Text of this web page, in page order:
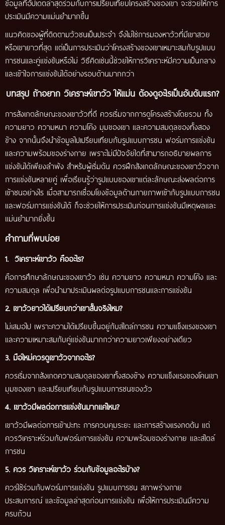
ข้อมูลที่อัปเดตล่าสุดร่วมกับการเปรียบเทียบโครงสร้างของเขา จะช่วยให้การ
ประเมินมีความแม่นยำมากขึ้น
แนวคิดของผู้ที่ติดตามวัวชนเป็นประจำ จึงไม่ใช่การมองหาวัวที่มีเขาสวย
หรือเขายาวที่สุด แต่เป็นการประเมินว่าโครงสร้างของเขาเหมาะสมกับรูปแบบ
การชนและคู่แข่งขันหรือไม่ วิธีคิดเช่นนี้ช่วยให้การวิเคราะห์มีความเป็นกลาง
และเข้าใจการแข่งขันได้อย่างรอบด้านมากกว่า
บทสรุป ถ้าอยาก วิเคราะห์เขาวัว ให้แม่น ต้องดูอะไรเป็นอันดับแรก?
การสังเกตลักษณะของเขาวัวที่ดี ควรเริ่มจากการดูโครงสร้างโดยรวม ทั้ง
ความยาว ความหนา ความโค้ง มุมของเขา และความสมดุลของทั้งสอง
ข้าง จากนั้นจึงนำข้อมูลไปเปรียบเทียบกับรูปแบบการชน ฟอร์มการแข่งขัน
และความพร้อมของร่างกาย เพราะไม่มีปัจจัยใดที่สามารถอธิบายผลการ
แข่งขันได้เพียงลำพัง สำหรับผู้เริ่มต้น ควรฝึกสังเกตลักษณะของเขาวัวจาก
การแข่งขันหลายคู่ เพื่อเรียนรู้ว่ารูปแบบของเขาแต่ละลักษณะส่งผลต่อการ
เข้าชนอย่างไร เมื่อสามารถเชื่อมโยงข้อมูลด้านกายภาพเข้ากับรูปแบบการชน
และฟอร์มการแข่งขันได้ ก็จะช่วยให้การประเมินก่อนการแข่งขันมีเหตุผลและ
แม่นยำมากยิ่งขึ้น
คำถามที่พบบ่อย
1. วิเคราะห์เขาวัว คืออะไร?
คือการศึกษาลักษณะของเขาวัว เช่น ความยาว ความหนา ความโค้ง และ
ความสมดุล เพื่อนำมาประเมินผลต่อรูปแบบการชนและการแข่งขัน
2. เขาวัวยาวได้เปรียบกว่าเขาสั้นจริงไหม?
ไม่เสมอไป เพราะความได้เปรียบขึ้นอยู่กับสไตล์การชน ความแข็งแรงของเขา
และความเหมาะสมกับคู่แข่งขันมากกว่าความยาวเพียงอย่างเดียว
3. มือใหม่ควรดูเขาวัวจากอะไร?
ควรเริ่มจากสังเกตความสมดุลของเขาทั้งสองข้าง ความแข็งแรงของโคนเขา
มุมของเขา และเปรียบเทียบกับรูปแบบการชนของวัว
4. เขาวัวมีผลต่อการแข่งขันมากแค่ไหน?
เขาวัวมีผลต่อการเข้าปะทะ การควบคุมระยะ และการสร้างแรงกดดัน แต่
ควรวิเคราะห์ร่วมกับฟอร์มการแข่งขัน ความพร้อมของร่างกาย และสไตล์
การชน
5. ควร วิเคราะห์เขาวัว ร่วมกับข้อมูลอะไรบ้าง?
ควรใช้ร่วมกับฟอร์มการแข่งขัน รูปแบบการชน สภาพร่างกาย
ประสบการณ์ และข้อมูลล่าสุดก่อนการแข่งขัน เพื่อให้การประเมินมีความ
ครบถ้วน